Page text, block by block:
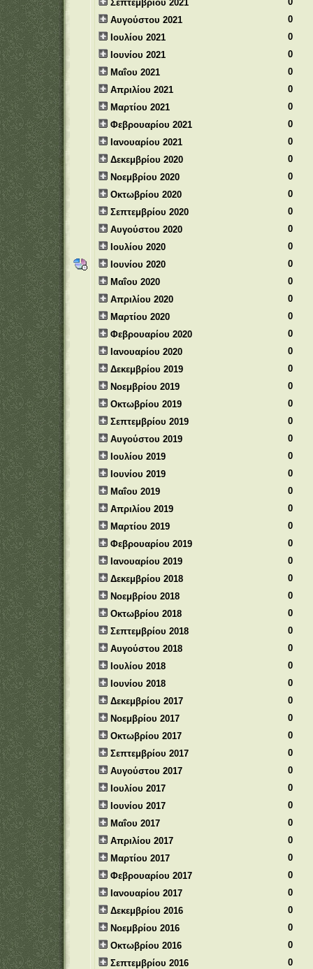
Σεπτεμβρίου 2021
Αυγούστου 2021
0
Ιουλίου 2021
0
Ιουνίου 2021
0
Μαΐου 2021
0
Απριλίου 2021
0
Μαρτίου 2021
0
Φεβρουαρίου 2021
0
Ιανουαρίου 2021
0
Δεκεμβρίου 2020
0
Νοεμβρίου 2020
0
Οκτωβρίου 2020
0
Σεπτεμβρίου 2020
0
Αυγούστου 2020
0
Ιουλίου 2020
0
Ιουνίου 2020
0
Μαΐου 2020
0
Απριλίου 2020
0
Μαρτίου 2020
0
Φεβρουαρίου 2020
0
Ιανουαρίου 2020
0
Δεκεμβρίου 2019
0
Νοεμβρίου 2019
0
Οκτωβρίου 2019
0
Σεπτεμβρίου 2019
0
Αυγούστου 2019
0
Ιουλίου 2019
0
Ιουνίου 2019
0
Μαΐου 2019
0
Απριλίου 2019
0
Μαρτίου 2019
0
Φεβρουαρίου 2019
0
Ιανουαρίου 2019
0
Δεκεμβρίου 2018
0
Νοεμβρίου 2018
0
Οκτωβρίου 2018
0
Σεπτεμβρίου 2018
0
Αυγούστου 2018
0
Ιουλίου 2018
0
Ιουνίου 2018
0
Δεκεμβρίου 2017
0
Νοεμβρίου 2017
0
Οκτωβρίου 2017
0
Σεπτεμβρίου 2017
0
Αυγούστου 2017
0
Ιουλίου 2017
0
Ιουνίου 2017
0
Μαΐου 2017
0
Απριλίου 2017
0
Μαρτίου 2017
0
Φεβρουαρίου 2017
0
Ιανουαρίου 2017
0
Δεκεμβρίου 2016
0
Νοεμβρίου 2016
0
Οκτωβρίου 2016
0
Σεπτεμβρίου 2016
0